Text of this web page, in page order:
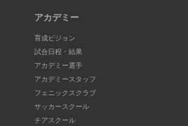
アカデミー
育成ビジョン
試合日程・結果
アカデミー選手
アカデミースタッフ
フェニックスクラブ
サッカースクール
チアスクール